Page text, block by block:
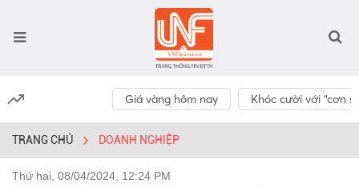
Giá vàng hôm nay Khóc cười với “cơn
TRANG CHỦ DOANH NGHIỆP
Thứ hai, 08/04/2024, 12:24 PM